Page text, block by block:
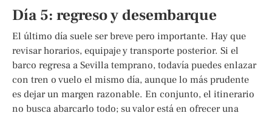
Día 5: regreso y desembarque
El último día suele ser breve pero importante. Hay que
revisar horarios, equipaje y transporte posterior. Si el
barco regresa a Sevilla temprano, todavía puedes enlazar
con tren o vuelo el mismo día, aunque lo más prudente
es dejar un margen razonable. En conjunto, el itinerario
no busca abarcarlo todo; su valor está en ofrecer una